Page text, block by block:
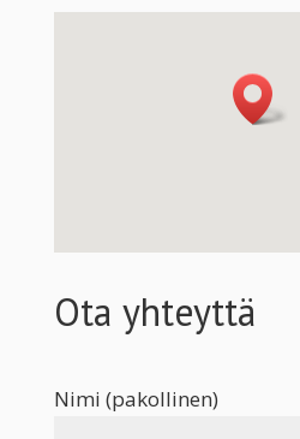
Ota yhteyttä
Nimi (pakollinen)